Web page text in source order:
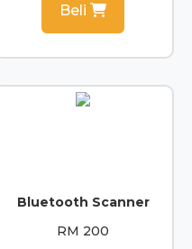
Beli
Bluetooth Scanner
RM 200